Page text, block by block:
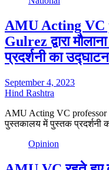
AMU Acting VC
Gulrez द्वारा
प्रदर्शनी का उद्घाटन
September 4, 2023
Hind Rashtra
AMU Acting VC professor
पुस्तकालय में पुस्तक प्रदर्शनी
Opinion